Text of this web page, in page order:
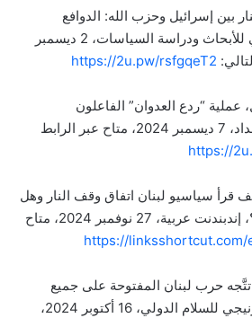
بين إسرائيل وحزب الله: الدوافع
والتحديات، المركز العربي للأبحاث ودراسة السياسات، 2 ديسمبر
https://2u.pw/rsfgqeT2
“ردع العدوان” الفاعلون
والسياقات، مركز رواق بغداد، 7 ديسمبر 2024، متاح عبر الرابط
https://
قرأ سياسيو لبنان اتفاق وقف النار وهل
يسلم “حزب الله” سلاحه؟، إندبندنت عربية، 27 نوفمبر 2024، متاح
https://linksshortcut.com/
تتَّجه حرب لبنان المفتوحة على جميع
الاحتمالات؟، مؤسسة كارنيجي للسلام الدولي، 16 أكتوبر 2024،